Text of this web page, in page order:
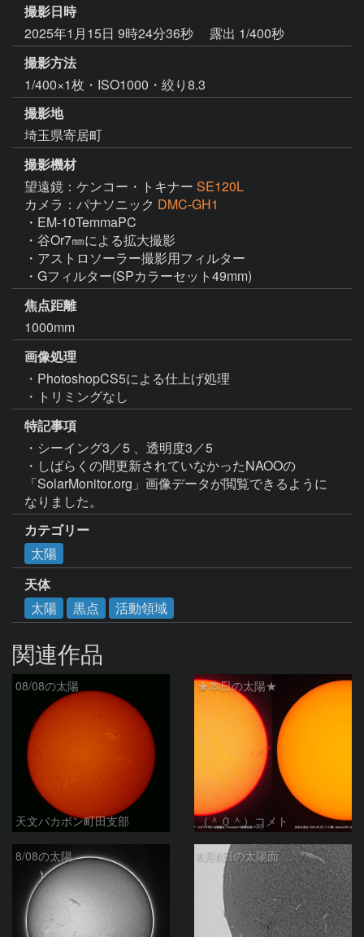
撮影日時
2025年1月15日 9時24分36秒
露出 1/400秒
撮影方法
1/400×1枚・ISO1000・絞り8.3
撮影地
埼玉県寄居町
撮影機材
望遠鏡：ケンコー・トキナー SE120L
カメラ：パナソニック DMC-GH1
・EM-10TemmaPC
・谷Or7㎜による拡大撮影
・アストロソーラー撮影用フィルター
・Gフィルター(SPカラーセット49mm)
焦点距離
1000mm
画像処理
・PhotoshopCS5による仕上げ処理
・トリミングなし
特記事項
・シーイング3／5 、透明度3／5
・しばらくの間更新されていなかったNAOOの
「SolarMonitor.org」画像データが閲覧できるように
なりました。
カテゴリー
太陽
天体
太陽
黒点 活動領域
関連作品
08/08の太陽
天文バカボン町田支部
★本日の太陽★
（＾０＾）コメト
8/08の太陽 8月8日の太陽面